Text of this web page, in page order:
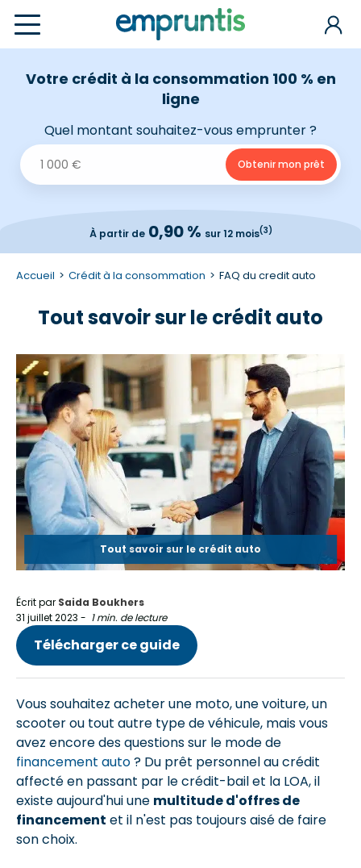
Votre crédit à la consommation 100 % en
ligne
Quel montant souhaitez-vous emprunter ?
À partir de0,90 % sur 12 mois(3)
Accueil Crédit à la consommation FAQ du credit auto
Tout savoir sur le crédit auto
Tout savoir sur le crédit auto
Écrit par Saida Boukhers
31 juillet 2023 - 1 min. de lecture
Télécharger ce guide
Vous souhaitez acheter une moto, une voiture, un
scooter ou tout autre type de véhicule, mais vous
avez encore des questions sur le mode de
financement auto? Du prêt personnel au crédit
affecté en passant par le crédit-bail et la LOA, il
existe aujourd'hui une multitude d'offres de
financement et il n'est pas toujours aisé de faire
son choix.